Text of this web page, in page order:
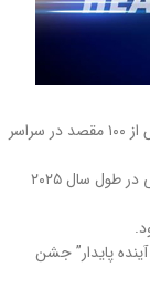
– مشارکت ویرجین استرالیا و قطر ایرویز برای سفر به بیش از ۱۰۰ مقصد در سراسر
-یاتا چشم انداز مالی امیدوارکننده ای را برای خطوط هوایی در طول سال ۲۰۲۵
پایدار” جشن